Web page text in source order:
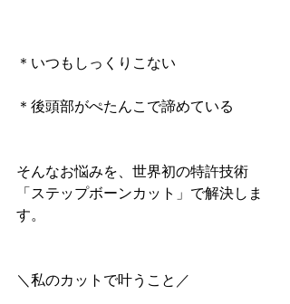
＊いつもしっくりこない
＊後頭部がぺたんこで諦めている
そんなお悩みを、世界初の特許技術
「ステップボーンカット」で解決しま
す。
＼私のカットで叶うこと／